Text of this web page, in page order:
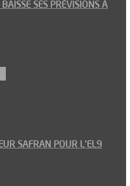
SES PRÉVISIONS À
SAFRAN POUR L’EL9